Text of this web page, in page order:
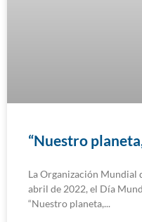
“Nuestro
La Organización Mundial
abril de 2022, el Día
“Nuestro planeta,